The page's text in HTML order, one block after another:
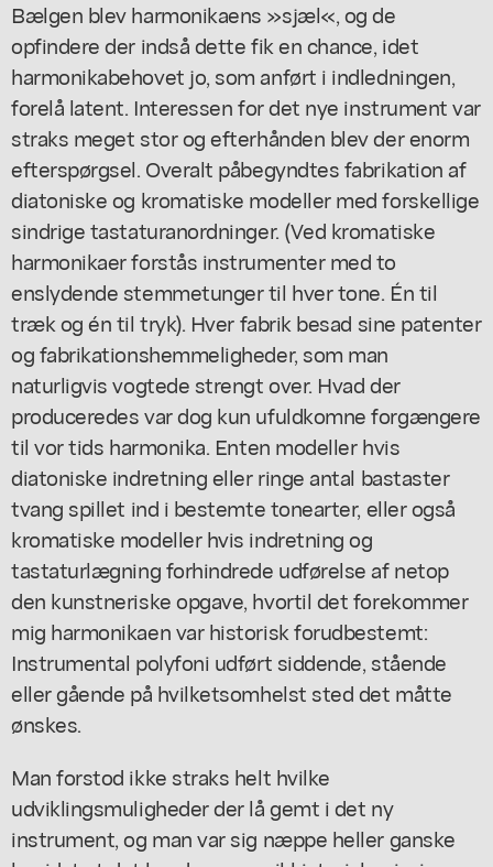
Bælgen blev harmonikaens »sjæl«, og de
opfindere der indså dette fik en chance, idet
harmonikabehovet jo, som anført i indledningen,
forelå latent. Interessen for det nye instrument var
straks meget stor og efterhånden blev der enorm
efterspørgsel. Overalt påbegyndtes fabrikation af
diatoniske og kromatiske modeller med forskellige
sindrige tastaturanordninger. (Ved kromatiske
harmonikaer forstås instrumenter med to
enslydende stemmetunger til hver tone. Én til
træk og én til tryk). Hver fabrik besad sine patenter
og fabrikationshemmeligheder, som man
naturligvis vogtede strengt over. Hvad der
produceredes var dog kun ufuldkomne forgængere
til vor tids harmonika. Enten modeller hvis
diatoniske indretning eller ringe antal bastaster
tvang spillet ind i bestemte tonearter, eller også
kromatiske modeller hvis indretning og
tastaturlægning forhindrede udførelse af netop
den kunstneriske opgave, hvortil det forekommer
mig harmonikaen var historisk forudbestemt:
Instrumental polyfoni udført siddende, stående
eller gående på hvilketsomhelst sted det måtte
ønskes.
Man forstod ikke straks helt hvilke
udviklingsmuligheder der lå gemt i det ny
instrument, og man var sig næppe heller ganske